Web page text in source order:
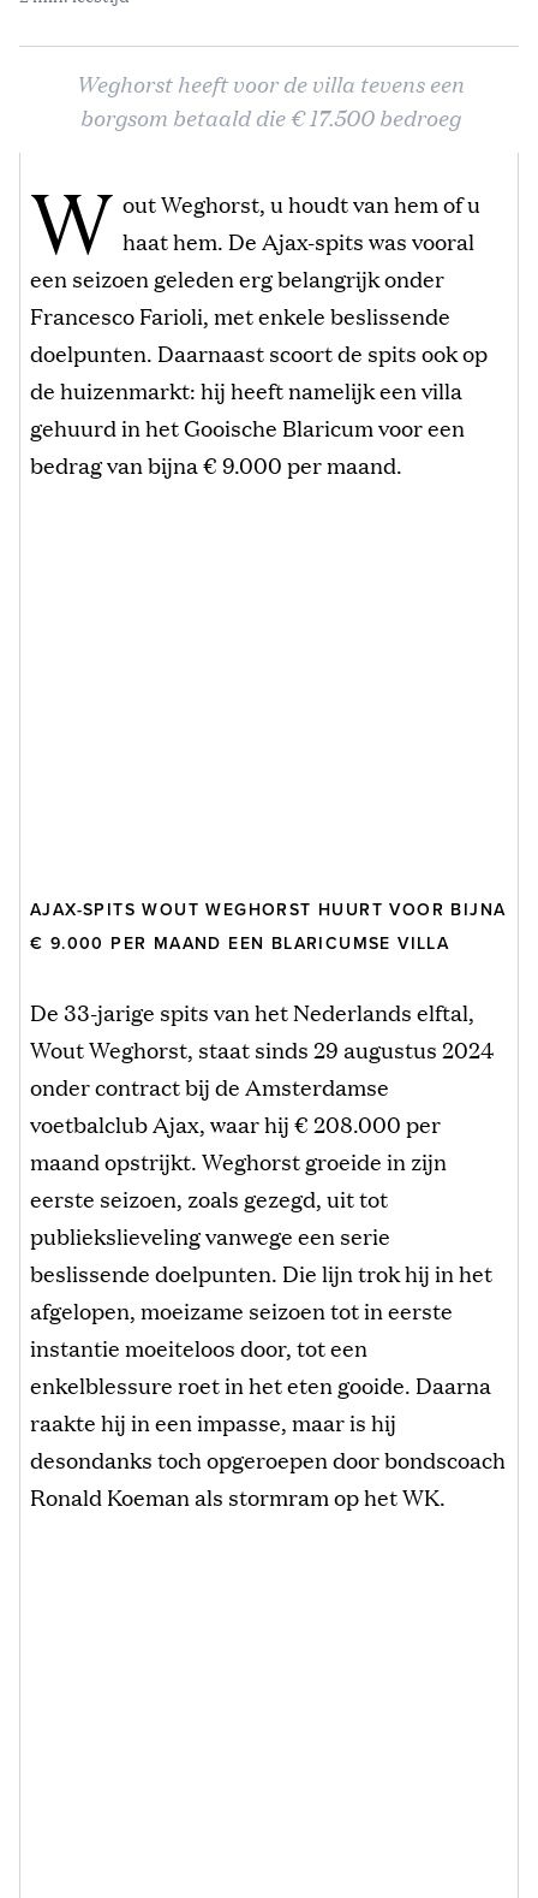
Weghorst heeft voor de villa tevens een
borgsom betaald die € 17.500 bedroeg
W out Weghorst, u houdt van hem of u
haat hem. De Ajax-spits was vooral
een seizoen geleden erg belangrijk onder
Francesco Farioli, met enkele beslissende
doelpunten. Daarnaast scoort de spits ook op
de huizenmarkt: hij heeft namelijk een villa
gehuurd in het Gooische Blaricum voor een
bedrag van bijna € 9.000 per maand.
AJAX-SPITS WOUT WEGHORST HUURT VOOR BIJNA
€ 9.000 PER MAAND EEN BLARICUMSE VILLA
De 33-jarige spits van het Nederlands elftal,
Wout Weghorst, staat sinds 29 augustus 2024
onder contract bij de Amsterdamse
voetbalclub Ajax, waar hij € 208.000 per
maand opstrijkt. Weghorst groeide in zijn
eerste seizoen, zoals gezegd, uit tot
publiekslieveling vanwege een serie
beslissende doelpunten. Die lijn trok hij in het
afgelopen, moeizame seizoen tot in eerste
instantie moeiteloos door, tot een
enkelblessure roet in het eten gooide. Daarna
raakte hij in een impasse, maar is hij
desondanks toch opgeroepen door bondscoach
Ronald Koeman als stormram op het WK.